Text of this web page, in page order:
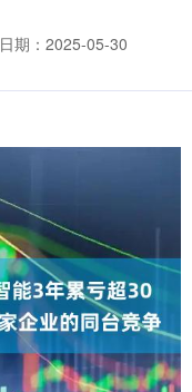
日期：2025-05-30